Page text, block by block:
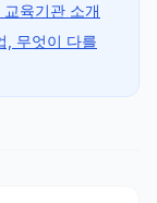
교육기관 소개
, 무엇이 다를